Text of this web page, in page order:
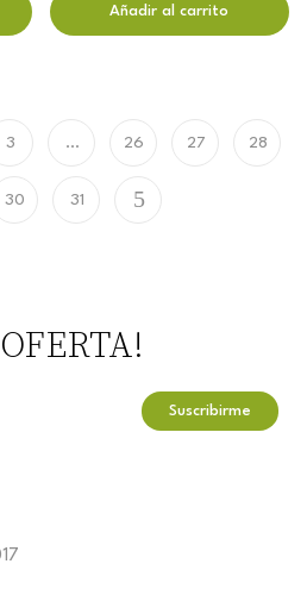
Añadir al carrito
3 … 26 27 28
30 31